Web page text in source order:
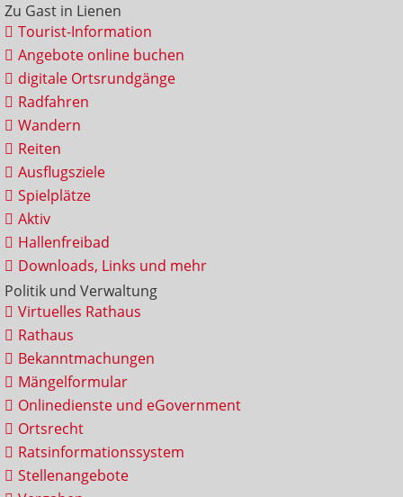
Zu Gast in Lienen
Tourist-Information
Angebote online buchen
digitale Ortsrundgänge
Radfahren
Wandern
Reiten
Ausflugsziele
Spielplätze
Aktiv
Hallenfreibad
Downloads, Links und mehr
Politik und Verwaltung
Virtuelles Rathaus
Rathaus
Bekanntmachungen
Mängelformular
Onlinedienste und eGovernment
Ortsrecht
Ratsinformationssystem
Stellenangebote